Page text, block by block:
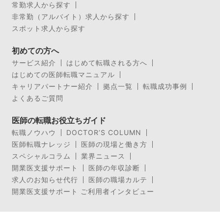
常勤求人から探す
非常勤（アルバイト）求人から探す
スポット求人から探す
初めての方へ
サービス紹介
はじめて転職される方へ
はじめての医師転職マニュアル
キャリアパートナー紹介
拠点一覧
転職成功事例
よくあるご質問
医師の転職お役立ちガイド
転職ノウハウ
DOCTOR’S COLUMN
医師転職ナレッジ
医師の現場と働き方
スペシャルコラム
業界ニュース
開業医支援サポート
医師の年収診断
求人のお知らせ代行
医師の職場カルテ
開業医支援サポート ご利用者インタビュー